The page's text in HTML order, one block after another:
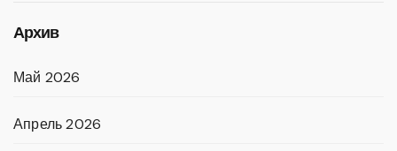
Архив
Май 2026
Апрель 2026